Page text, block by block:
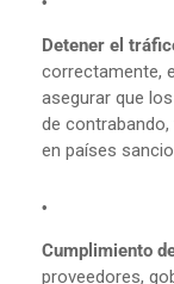
Detener el
correctamente,
asegurar que
de
en países
Cumplimiento
proveedores,